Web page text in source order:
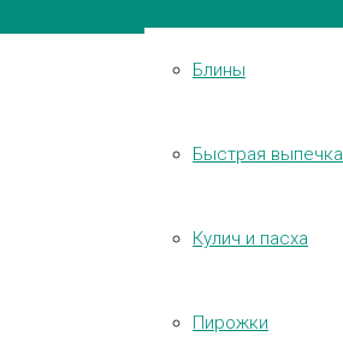
Блины
Быстрая выпечка
Кулич и пасха
Пирожки